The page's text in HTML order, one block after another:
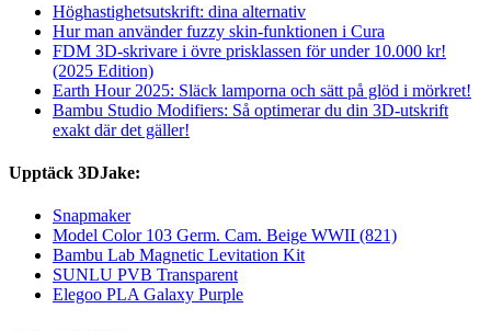
Höghastighetsutskrift: dina alternativ
Hur man använder fuzzy skin-funktionen i Cura
FDM 3D-skrivare i övre prisklassen för under 10.000 kr!
(2025 Edition)
Earth Hour 2025: Släck lamporna och sätt på glöd i mörkret!
Bambu Studio Modifiers: Så optimerar du din 3D-utskrift
exakt där det gäller!
Upptäck 3DJake:
Snapmaker
Model Color 103 Germ. Cam. Beige WWII (821)
Bambu Lab Magnetic Levitation Kit
SUNLU PVB Transparent
Elegoo PLA Galaxy Purple